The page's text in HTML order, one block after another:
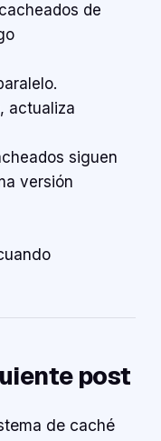
de
actualiza
siguen
versión
post
de caché